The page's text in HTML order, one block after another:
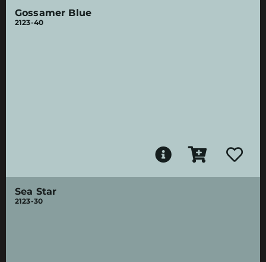
Gossamer Blue
2123-40
Sea Star
2123-30